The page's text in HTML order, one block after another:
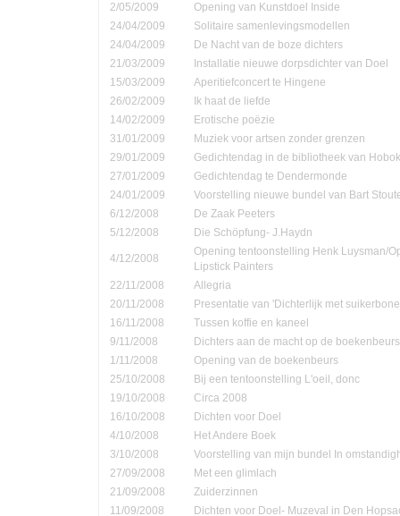
2/05/2009
Opening van Kunstdoel Inside
24/04/2009
Solitaire samenlevingsmodellen
24/04/2009
De Nacht van de boze dichters
21/03/2009
Installatie nieuwe dorpsdichter van Doel
15/03/2009
Aperitiefconcert te Hingene
26/02/2009
Ik haat de liefde
14/02/2009
Erotische poëzie
31/01/2009
Muziek voor artsen zonder grenzen
29/01/2009
Gedichtendag in de bibliotheek van
27/01/2009
Gedichtendag te Dendermonde
24/01/2009
Voorstelling nieuwe bundel van Bart
6/12/2008
De Zaak Peeters
5/12/2008
Die Schöpfung- J.Haydn
4/12/2008
Opening tentoonstelling Henk Luysman/
Lipstick Painters
22/11/2008
Allegria
20/11/2008
Presentatie van 'Dichterlijk met
16/11/2008
Tussen koffie en kaneel
9/11/2008
Dichters aan de macht op de boekenbeurs
1/11/2008
Opening van de boekenbeurs
25/10/2008
Bij een tentoonstelling L'oeil, donc
19/10/2008
Circa 2008
16/10/2008
Dichten voor Doel
4/10/2008
Het Andere Boek
3/10/2008
Voorstelling van mijn bundel In
27/09/2008
Met een glimlach
21/09/2008
Zuiderzinnen
11/09/2008
Dichten voor Doel- Muzeval in Den